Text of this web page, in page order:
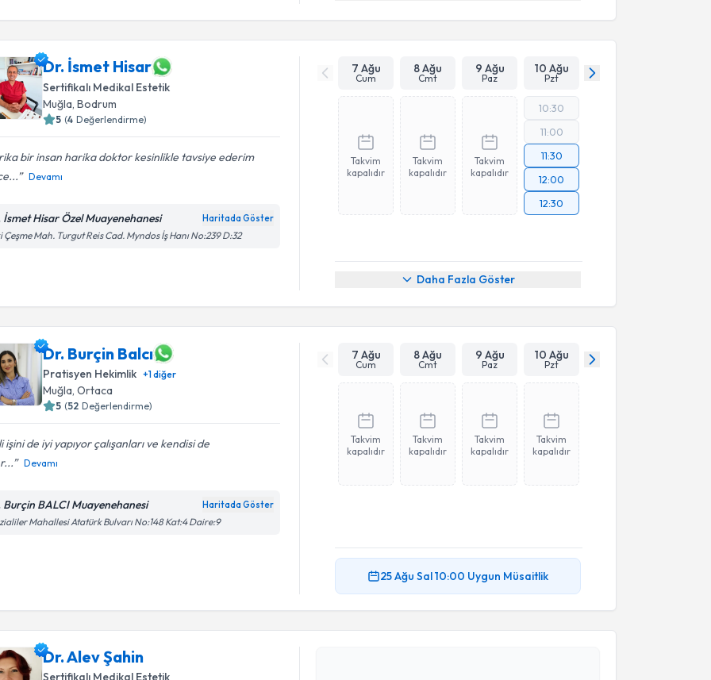
Dr. İsmet Hisar
Sertifikalı Medikal Estetik
Muğla , Bodrum
5 (4 Değerlendirme)
bir insan harika doktor kesinlikle tavsiye ederim
Devamı
İsmet Hisar Özel Muayenehanesi Haritada Göster
Çeşme Mah. Turgut Reis Cad. Myndos İş Hanı No:239 D:32
7 Ağu
Cum
8 Ağu
Cmt
9 Ağu
Paz
10 Ağu
Pzt
Takvim
kapalıdır
Takvim
kapalıdır
Takvim
kapalıdır
10:30
11:00
11:30
12:00
12:30
Daha Fazla Göster
Dr. Burçin Balcı
Pratisyen Hekimlik +1diğer
Muğla, Ortaca
5 (52 Değerlendirme)
işini de iyi yapıyor çalışanları ve kendisi de
Devamı
Burçin BALCI Muayenehanesi Haritada Göster
Mahallesi Atatürk Bulvarı No:148 Kat:4 Daire:9
7 Ağu
Cum
8 Ağu
Cmt
9 Ağu
Paz
10 Ağu
Pzt
Takvim
kapalıdır
Takvim
kapalıdır
Takvim
kapalıdır
Takvim
kapalıdır
25 Ağu Sal10:00 Uygun Müsaitlik
Dr. Alev Şahin
Sertifikalı Medikal Estetik
Randevu Takvimi Talebi